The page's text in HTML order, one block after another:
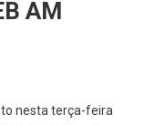
AM
nesta terça-feira